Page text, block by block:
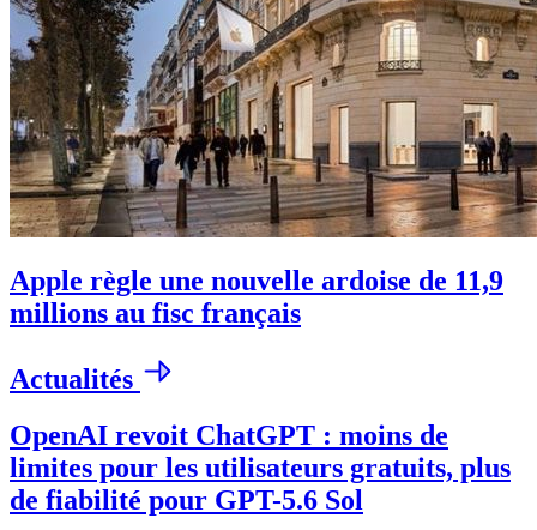
Apple règle une nouvelle ardoise de 11,9
millions au fisc français
Actualités
OpenAI revoit ChatGPT : moins de
limites pour les utilisateurs gratuits, plus
de fiabilité pour GPT-5.6 Sol